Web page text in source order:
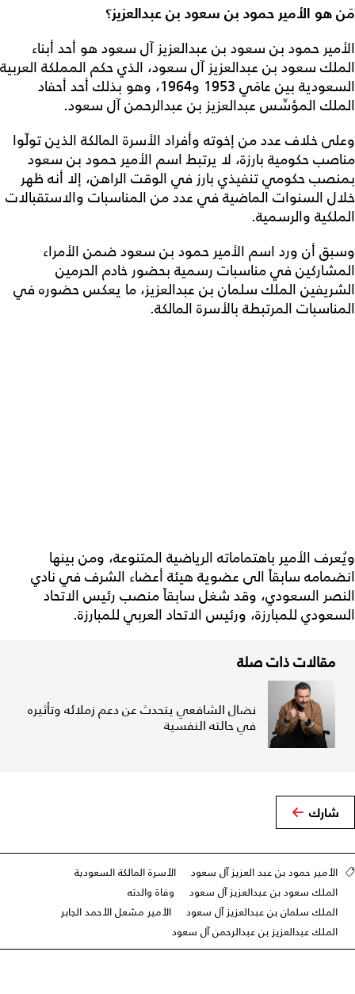
مَن هو الأمير حمود بن سعود بن عبدالعزيز؟
الأمير حمود بن سعود بن عبدالعزيز آل سعود هو أحد أبناء
الملك سعود بن عبدالعزيز آل سعود، الذي حكم المملكة العربية
السعودية بين عامَي 1953 و1964، وهو بذلك أحد أحفاد
الملك المؤسِّس عبدالعزيز بن عبدالرحمن آل سعود.
وعلى خلاف عدد من إخوته وأفراد الأسرة المالكة الذين تولّوا
مناصب حكومية بارزة، لا يرتبط اسم الأمير حمود بن سعود
بمنصب حكومي تنفيذي بارز في الوقت الراهن، إلا أنه ظهر
خلال السنوات الماضية في عدد من المناسبات والاستقبالات
الملكية والرسمية.
وسبق أن ورد اسم الأمير حمود بن سعود ضمن الأمراء
المشاركين في مناسبات رسمية بحضور خادم الحرمين
الشريفين الملك سلمان بن عبدالعزيز، ما يعكس حضوره في
المناسبات المرتبطة بالأسرة المالكة.
ويُعرف الأمير باهتماماته الرياضية المتنوعة، ومن بينها
انضمامه سابقاً الى عضوية هيئة أعضاء الشرف في نادي
النصر السعودي، وقد شغل سابقاً منصب رئيس الاتحاد
السعودي للمبارزة، ورئيس الاتحاد العربي للمبارزة.
مقالات ذات صلة
نضال الشافعي يتحدث عن دعم زملائه وتأثيره
في حالته النفسية
شارك
الأمير حمود بن عبد العزيز آل سعود
الأسرة المالكة السعودية
الملك سعود بن عبدالعزيز آل سعود
وفاة والدته
الملك سلمان بن عبدالعزيز آل سعود
الأمير مشعل الأحمد الجابر
الملك عبدالعزيز بن عبدالرحمن آل سعود